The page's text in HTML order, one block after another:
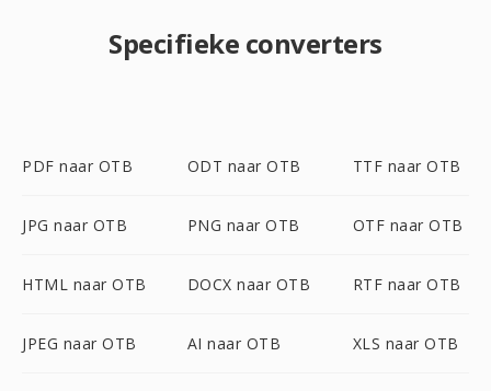
Specifieke converters
PDF naar OTB ODT naar OTB TTF naar OTB
JPG naar OTB PNG naar OTB OTF naar OTB
HTML naar OTB DOCX naar OTB RTF naar OTB
JPEG naar OTB AI naar OTB XLS naar OTB